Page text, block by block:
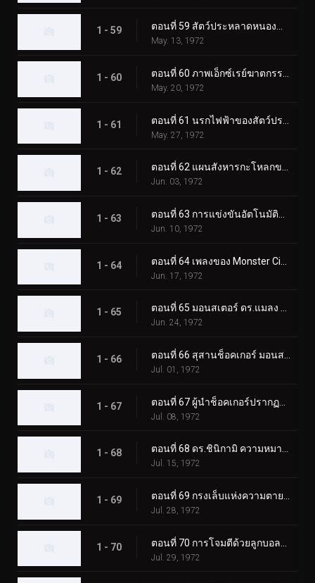
1 - 59
May. 13, 1972
1 - 60
May. 20, 1972
1 - 61
May. 27, 1972
1 - 62 ตอนที่ 62 แผนสังหารกะโหลกของสัตว์ประหลาดเม่น
Jun. 03, 1972
1 - 63
Jun. 10, 1972
1 - 64
Jun. 17, 1972
1 - 65 ตอนที่ 65 มอนสเตอร์ ดร.แมลง และโรงเรียนช็อคเกอร์
Jun. 24, 1972
1 - 66
Jul. 01, 1972
1 - 67
Jul. 08, 1972
1 - 68 ตอนที่ 68 ดร.ชินิกามิ ความหมายที่แท้จริงของความหวาดกลัว?
Jul. 15, 1972
1 - 69
Jul. 28, 1972
1 - 70
Jul. 29, 1972